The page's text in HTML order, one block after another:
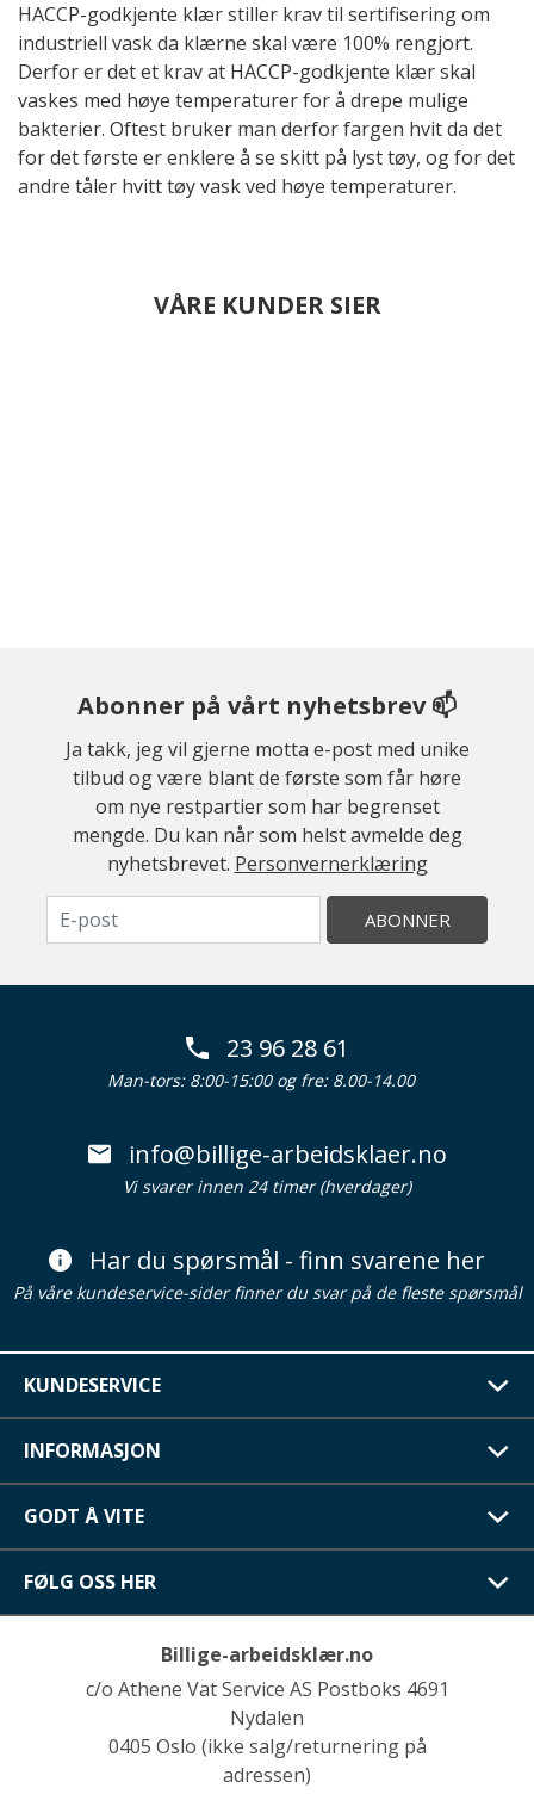
HACCP-godkjente klær stiller krav til sertifisering om
industriell vask da klærne skal være 100% rengjort.
Derfor er det et krav at HACCP-godkjente klær skal
vaskes med høye temperaturer for å drepe mulige
bakterier. Oftest bruker man derfor fargen hvit da det
for det første er enklere å se skitt på lyst tøy, og for det
andre tåler hvitt tøy vask ved høye temperaturer.
VÅRE KUNDER SIER
Abonner på vårt nyhetsbrev 📫
Ja takk, jeg vil gjerne motta e-post med unike
tilbud og være blant de første som får høre
om nye restpartier som har begrenset
mengde. Du kan når som helst avmelde deg
nyhetsbrevet. Personvernerklæring
ABONNER
23 96 28 61
Man-tors: 8:00-15:00 og fre: 8.00-14.00
info@billige-arbeidsklaer.no
Vi svarer innen 24 timer (hverdager)
Har du spørsmål - finn svarene her
På våre kundeservice-sider finner du svar på de fleste spørsmål
KUNDESERVICE
INFORMASJON
GODT Å VITE
FØLG OSS HER
Billige-arbeidsklær.no
c/o Athene Vat Service AS Postboks 4691
Nydalen
0405 Oslo (ikke salg/returnering på
adressen)